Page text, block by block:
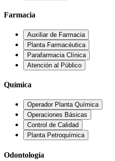
Farmacia
Auxiliar de Farmacia
Planta Farmacéutica
Parafarmacia Clínica
Atención al Público
Química
Operador Planta Química
Operaciones Básicas
Control de Calidad
Planta Petroquímica
Odontología